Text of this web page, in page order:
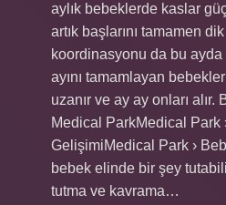
aylık bebeklerde kaslar
artık başlarını tamamen
koordinasyonu da bu
ayını tamamlayan
uzanır ve ay ay onları
Medical ParkMedical Park
GelişimiMedical Park ›
bebek elinde bir şey
tutma ve kavrama…